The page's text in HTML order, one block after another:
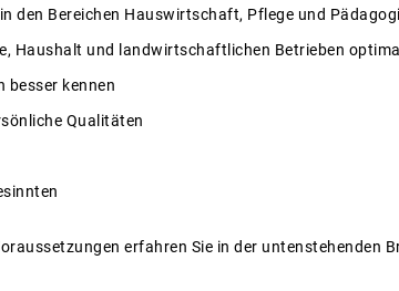
den Bereichen Hauswirtschaft, Pflege und
Haushalt und landwirtschaftlichen Betrieben
besser kennen
Qualitäten
erfahren Sie in der untenstehenden